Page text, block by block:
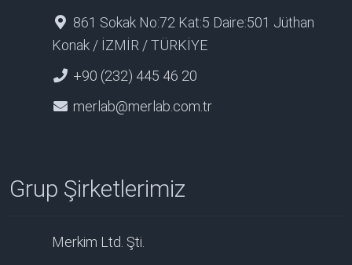
861 Sokak No:72 Kat:5 Daire:501 Jüthan
Konak / İZMİR / TÜRKİYE
+90 (232) 445 46 20
merlab@merlab.com.tr
Grup Şirketlerimiz
Merkim Ltd. Şti.